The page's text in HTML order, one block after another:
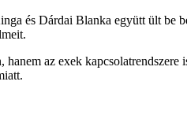
és Dárdai Blanka együtt ült be
az exek